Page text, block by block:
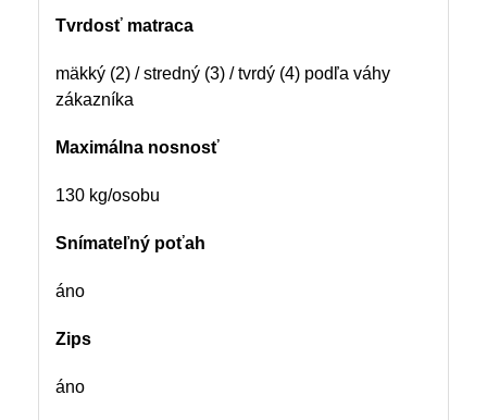
Tvrdosť matraca
mäkký (2) / stredný (3) / tvrdý (4) podľa váhy
zákazníka
Maximálna nosnosť
130 kg/osobu
Snímateľný poťah
áno
Zips
áno